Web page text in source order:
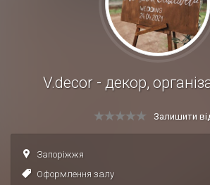
V.decor - декор,
Залишити
Запоріжжя
Оформлення залу